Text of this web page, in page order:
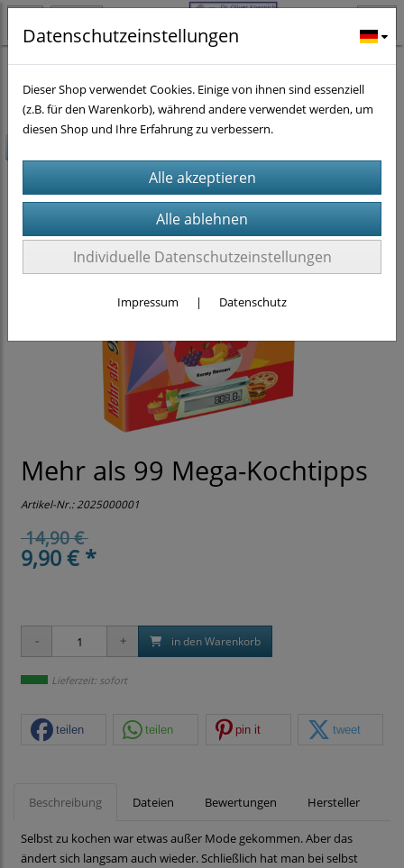
Ratgeber-Literatur Kochen
Mehr als 99 Mega-Kochtipps
Artikel-Nr.:2025000001
14,90 €
9,90 € *
in den Warenkorb
Lieferzeit: sofort
teilen teilen pin it tweet
Beschreibung Dateien Bewertungen Hersteller
Selbst zu kochen war etwas außer Mode gekommen. Aber das
ändert sich langsam auch wieder. Schließlich hat man bei selbst
Datenschutzeinstellungen
Dieser Shop verwendet Cookies. Einige von ihnen sind essenziell
(z.B. für den Warenkorb), während andere verwendet werden, um
diesen Shop und Ihre Erfahrung zu verbessern.
Individuelle Datenschutzeinstellungen
Impressum | Datenschutz